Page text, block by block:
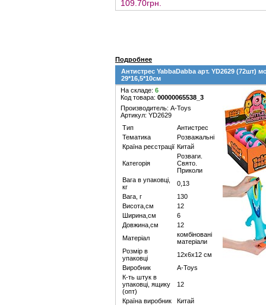
109.70грн.
Подробнее
Антистрес YabbaDabba арт. YD2629 (72шт)
29*16,5*10см
На складе: 6
Код товара: 00000065538_3
Производитель: A-Toys
Артикул: YD2629
Тип
Антистрес
Тематика
Розважальні
Країна реєстрації Китай
Категорія
Розваги.
Свято.
Приколи
Вага в упаковці,
кг
0,13
Вага, г
130
Висота,см
12
Ширина,см
6
Довжина,см
12
Матеріал
комбіновані
матеріали
Розмір в
упаковці
12х6х12 см
Виробник
A-Toys
К-ть штук в
упаковці, ящику
(опт)
12
Країна виробник
Китай